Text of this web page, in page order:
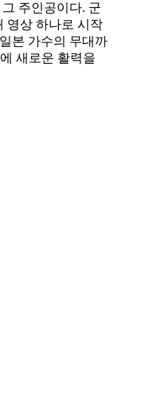
주인공이다. 군
영상 하나로 시작
본 가수의 무대까
새로운 활력을